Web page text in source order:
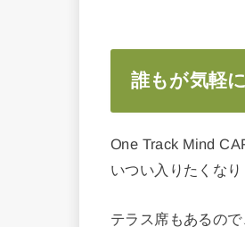
誰もが気軽
One Track Mind
いつい入りたくなり
テラス席もあるの